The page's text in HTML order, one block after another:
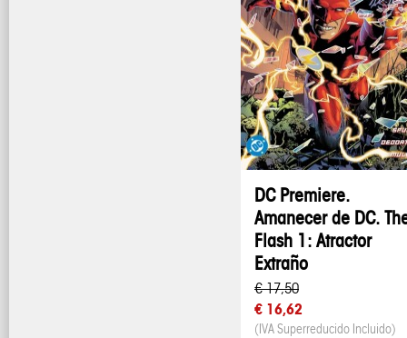
DC Premiere.
Amanecer de DC.
Flash 1: Atractor
Extraño
€ 17,50
€ 16,62
(IVA Superreducido Incluido)